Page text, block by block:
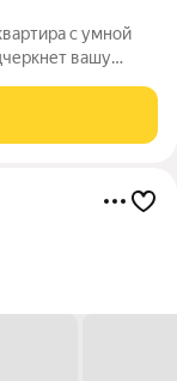
с умной
вашу
с классной,